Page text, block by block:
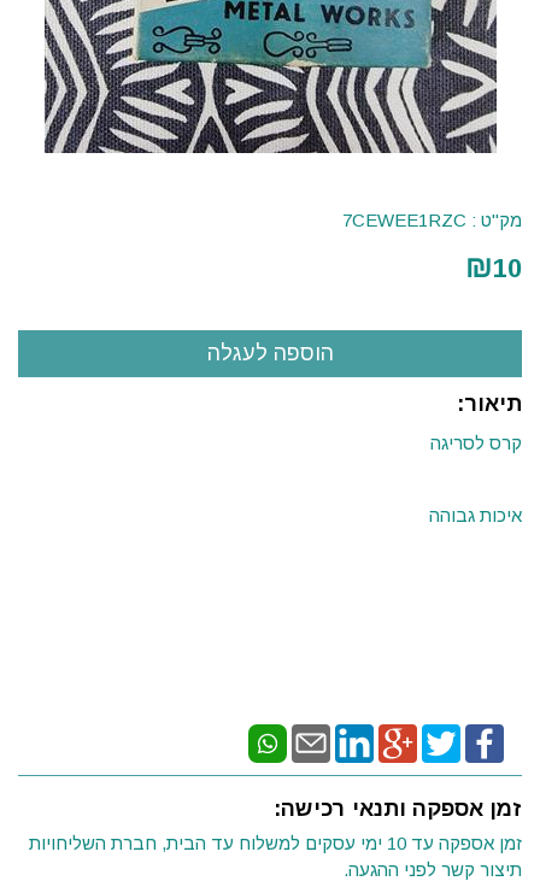
מק"ט : 7CEWEE1RZC
₪10
תיאור:
קרס לסריגה
איכות גבוהה
זמן אספקה ותנאי רכישה:
זמן אספקה עד 10 ימי עסקים למשלוח עד הבית, חברת השליחויות
תיצור קשר לפני ההגעה.